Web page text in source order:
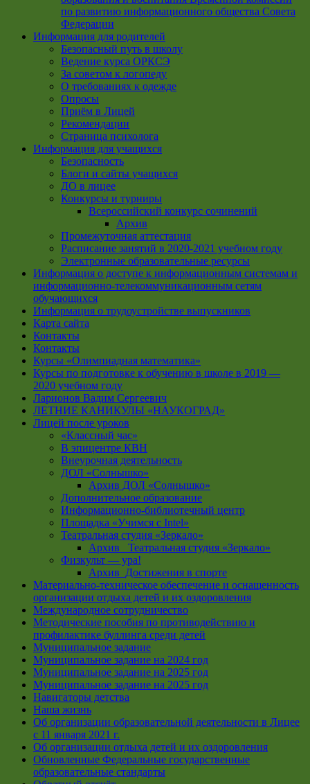
по развитию информационного общества Совета
Федерации
Информация для родителей
Безопасный путь в школу
Ведение курса ОРКСЭ
За советом к логопеду
О требованиях к одежде
Опросы
Приём в Лицей
Рекомендации
Страница психолога
Информация для учащихся
Безопасность
Блоги и сайты учащихся
ДО в лицее
Конкурсы и турниры
Всероссийский конкурс сочинений
Архив
Промежуточная аттестация
Расписание занятий в 2020-2021 учебном году
Электронные образовательные ресурсы
Информация о доступе к информационным системам и
информационно-телекоммуникационным сетям
обучающихся
Информация о трудоустройстве выпускников
Карта сайта
Контакты
Контакты
Курсы «Олимпиадная математика»
Курсы по подготовке к обучению в школе в 2019 —
2020 учебном году
Ларионов Вадим Сергеевич
ЛЕТНИЕ КАНИКУЛЫ «НАУКОГРАД»
Лицей после уроков
«Классный час»
В эпицентре КВН
Внеурочная деятельность
ДОЛ «Солнышко»
Архив ДОЛ «Солнышко»
Дополнительное образование
Информационно-библиотечный центр
Площадка «Учимся с Intel»
Театральная студия «Зеркало»
Архив _Театральная студия «Зеркало»
Физкульт — ура!
Архив_Достижения в спорте
Материально-техническое обеспечение и оснащенность
организации отдыха детей и их оздоровления
Международное сотрудничество
Методические пособия по противодействию и
профилактике буллинга среди детей
Муниципальное задание
Муниципальное задание на 2024 год
Муниципальное задание на 2025 год
Муниципальное задание на 2025 год
Навигаторы детства
Наша жизнь
Об организации образовательной деятельности в Лицее
с 11 января 2021 г.
Об организации отдыха детей и их оздоровления
Обновленные Федеральные государственные
образовательные стандарты